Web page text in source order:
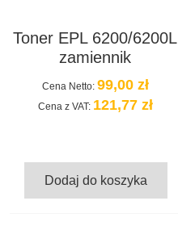
Toner EPL 6200/6200L
zamiennik
Cena Netto: 99,00 zł
Cena z VAT: 121,77 zł
Dodaj do koszyka